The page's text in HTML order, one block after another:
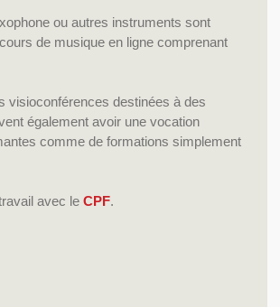
ou autres instruments sont
de musique en ligne comprenant
visioconférences destinées à des
également avoir une vocation
comme de formations simplement
avec le CPF.